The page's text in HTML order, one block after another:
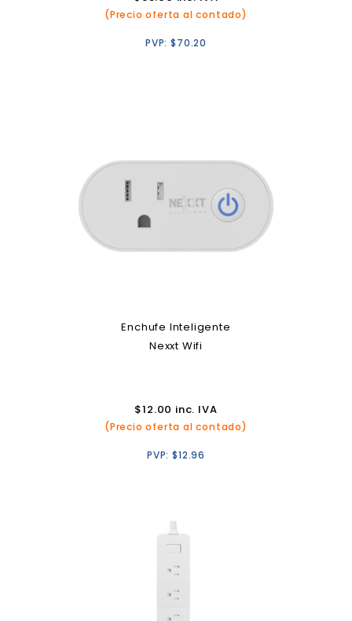
(Precio oferta al contado)
PVP:$70.20
Enchufe Inteligente
Nexxt Wifi
$12.00 inc. IVA
(Precio oferta al contado)
PVP:$12.96